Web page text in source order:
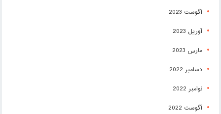
آگوست 2023
آوریل 2023
مارس 2023
دسامبر 2022
نوامبر 2022
آگوست 2022